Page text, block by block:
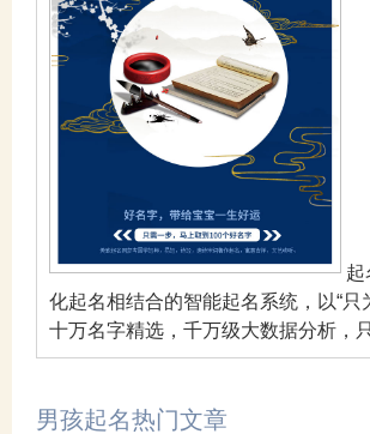
起
化起名相结合的智能起名系统，以“
十万名字精选，千万级大数据分析，
男孩起名热门文章